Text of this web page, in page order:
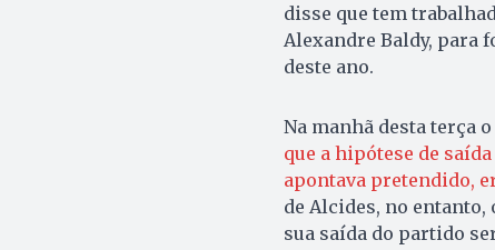
disse que tem
Alexandre Baldy, para
deste ano.
Na manhã desta terça
que a hipótese de
apontava pretendido,
de Alcides, no entanto,
sua saída do partido